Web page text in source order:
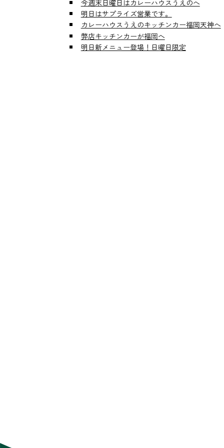
今週末日曜日はカレーハウスうえのへ
明日はサプライズ営業です。
カレーハウスうえのキッチンカー福岡天神へ
弊店キッチンカーが福岡へ
明日新メニュー登場！日曜日限定